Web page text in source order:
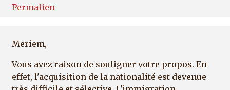
Permalien
Meriem,
Vous avez raison de souligner votre propos. En
effet, l'acquisition de la nationalité est devenue